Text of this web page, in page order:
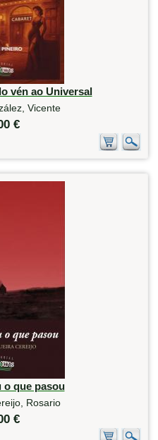
vén ao Universal
Vicente
€
o que pasou
Rosario
€